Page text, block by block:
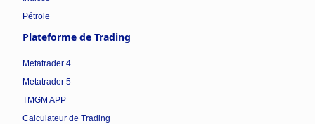
Pétrole
Plateforme de Trading
Metatrader 4
Metatrader 5
TMGM APP
Calculateur de Trading